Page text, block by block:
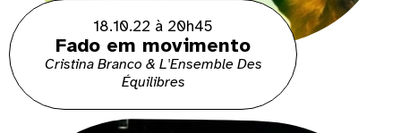
18.10.22 à 20h45
Fado em movimento
Cristina Branco & L'Ensemble Des
Équilibres